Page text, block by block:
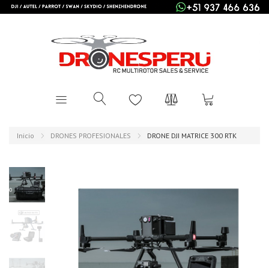
Inicio DRONES PROFESIONALES DRONE DJI MATRICE 300 RTK